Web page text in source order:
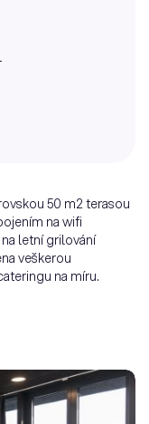
50 m2 terasou
na wifi
letní grilování
veškerou
na míru.